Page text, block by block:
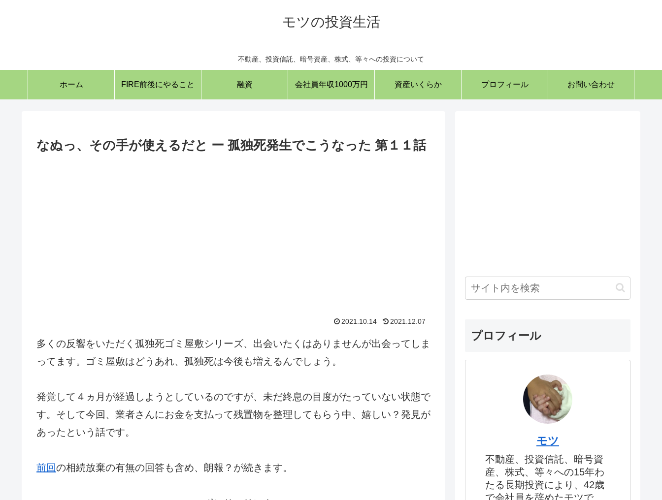
モツの投資生活
不動産、投資信託、暗号資産、株式、等々への投資について
ホーム FIRE前後にやること 融資 会社員年収1000万円 資産いくらか プロフィール お問い合わせ
なぬっ、その手が使えるだと ー 孤独死発生でこうなった 第１１話
2021.10.14 2021.12.07
多くの反響をいただく孤独死ゴミ屋敷シリーズ、出会いたくはありませんが出会ってしま
ってます。ゴミ屋敷はどうあれ、孤独死は今後も増えるんでしょう。
発覚して４ヵ月が経過しようとしているのですが、未だ終息の目度がたっていない状態で
す。そして今回、業者さんにお金を支払って残置物を整理してもらう中、嬉しい？発見が
あったという話です。
前回の相続放棄の有無の回答も含め、朗報？が続きます。
プロフィール
モツ
不動産、投資信託、暗号資
産、株式、等々への15年わ
たる長期投資により、42歳
で会社員を辞めたモツで